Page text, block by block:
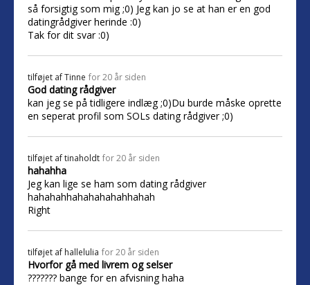
så forsigtig som mig ;0) Jeg kan jo se at han er en god
datingrådgiver herinde :0)
Tak for dit svar :0)
tilføjet afTinne for 20 år siden
God dating rådgiver
kan jeg se på tidligere indlæg ;0)Du burde måske oprette
en seperat profil som SOLs dating rådgiver ;0)
tilføjet aftinaholdt for 20 år siden
hahahha
Jeg kan lige se ham som dating rådgiver
hahahahhahahahahahhahah
Right
tilføjet af hallelulia for 20 år siden
Hvorfor gå med livrem og selser
??????? bange for en afvisning haha